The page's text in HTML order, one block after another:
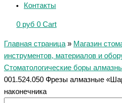
Контакты
0 руб 0 Cart
Главная страница » Магазин
инструментов, материалов и
Стоматологические боры
001.524.050 Фрезы алмазные
наконечника